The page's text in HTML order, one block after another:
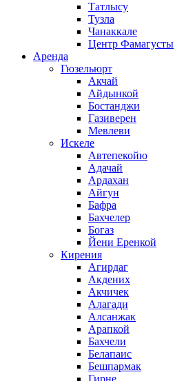
Татлысу
Тузла
Чанаккале
Центр Фамагусты
Аренда
Гюзельюрт
Акчай
Айдынкой
Бостанджи
Газиверен
Мевлеви
Искеле
Автепекойю
Адачай
Ардахан
Айгун
Бафра
Бахчелер
Богаз
Йени Еренкой
Кирения
Агирдаг
Акдених
Акчичек
Алагади
Алсанжак
Арапкой
Бахчели
Белапаис
Бешпармак
Гирне